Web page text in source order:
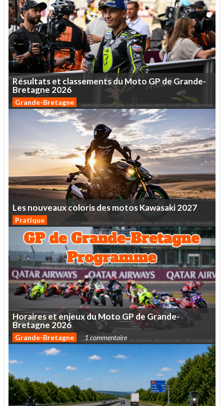
Résultatset classementsdu MotoGP deGrande-
Bretagne 2026
Grande-Bretagne
LesnouveauxcolorisdesmotosKawasaki2027
Pratique
HorairesetenjeuxduMotoGPdeGrande-
Bretagne 2026
Grande-Bretagne 1 commentaire